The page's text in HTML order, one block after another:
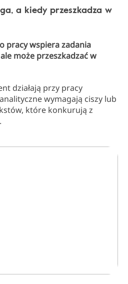
a kiedy przeszkadza w
pracy wspiera zadania
może przeszkadzać w
działają przy pracy
wymagają ciszy lub
które konkurują z